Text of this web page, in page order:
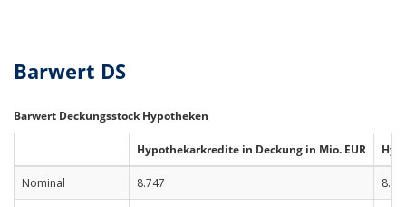
Barwert DS
Barwert Deckungsstock Hypotheken
Hypothekarkredite in Deckung in Mio. EUR
Nominal 8.747